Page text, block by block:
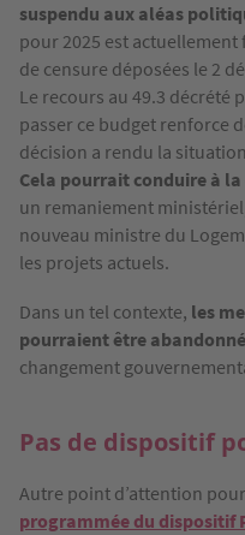
suspendu aux aléas
pour 2025 est
de censure déposées le 2
Le recours au 49.3 décrété
passer ce budget renforce
décision a rendu la
Cela pourrait conduire à
un remaniement
nouveau ministre du
les projets actuels.
Dans un tel contexte, les
pourraient être
changement
Pas de dispositif
Autre point d’attention
programmée du dispositif